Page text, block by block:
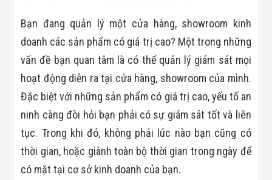
Thủy Sản
Dự Án Ngành
Thực Phẩm
Dự Án Ngành
Siêu Thị - Ngân
Hàng
Giáo Dục -
Trường Học
Dự Án Ngành
Điện Tử
Dự Án Ngành
Công An - Quân
Bạn đang quản lý một cửa hàng, showroom kinh
doanh các sản phẩm có giá trị cao? Một trong những
vấn đề bạn quan tâm là có thể quản lý giám sát mọi
hoạt động diễn ra tại cửa hàng, showroom của mình.
Đặc biệt với những sản phẩm có giá trị cao, yếu tố an
ninh càng đòi hỏi bạn phải có sự giám sát tốt và liên
tục. Trong khi đó, không phải lúc nào bạn cũng có
thời gian, hoặc giành toàn bộ thời gian trong ngày để
có mặt tại cơ sở kinh doanh của bạn.